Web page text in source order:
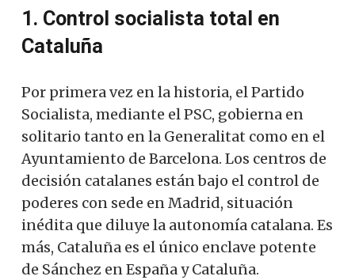
1. Control socialista total en
Cataluña
Por primera vez en la historia, el Partido
Socialista, mediante el PSC, gobierna en
solitario tanto en la Generalitat como en el
Ayuntamiento de Barcelona. Los centros de
decisión catalanes están bajo el control de
poderes con sede en Madrid, situación
inédita que diluye la autonomía catalana. Es
más, Cataluña es el único enclave potente
de Sánchez en España y Cataluña.